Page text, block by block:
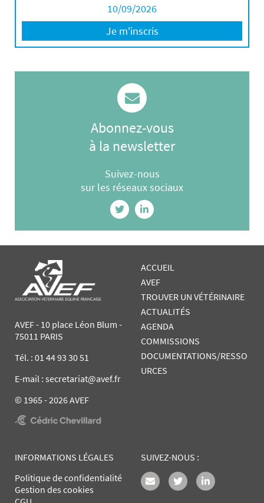
10/09/2026
Je m'inscris
Abonnez-vous
à la newsletter
Suivez-nous
sur les réseaux sociaux
AVEF - 10 place Léon Blum -
75011 PARIS
Tél. : 01 44 93 30 51
E-mail : secretariat@avef.fr
© 1965 - 2026 AVEF
ACCUEIL
AVEF
TROUVER UN VÉTÉRINAIRE
ACTUALITÉS
AGENDA
COMMISSIONS
DOCUMENTATIONS/RESSO
URCES
INFORMATIONS LÉGALES
Politique de confidentialité
Gestion des cookies
SUIVEZ-NOUS :